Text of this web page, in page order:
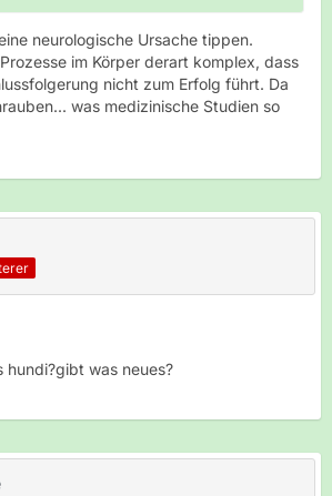
neurologische Ursache tippen.
im Körper derart komplex, dass
nicht zum Erfolg führt. Da
was medizinische Studien so
hundi?gibt was neues?